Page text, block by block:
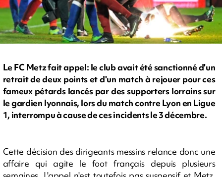
Le FC Metz fait appel: le club avait été sanctionné d'un
retrait de deux points et d'un match à rejouer pour ces
fameux pétards lancés par des supporters lorrains sur
le gardien lyonnais, lors du match contre Lyon en Ligue
1, interrompu à cause de ces incidents le 3 décembre.
Cette décision des dirigeants messins relance donc une
affaire qui agite le foot français depuis plusieurs